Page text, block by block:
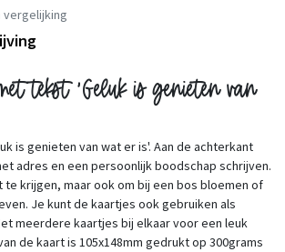
vergelijking
tekst 'Geluk is genieten van
is genieten van wat er is'. Aan de achterkant
adres en een persoonlijk boodschap schrijven.
te krijgen, maar ook om bij een bos bloemen of
Je kunt de kaartjes ook gebruiken als
meerdere kaartjes bij elkaar voor een leuk
de kaart is 105x148mm gedrukt op 300grams